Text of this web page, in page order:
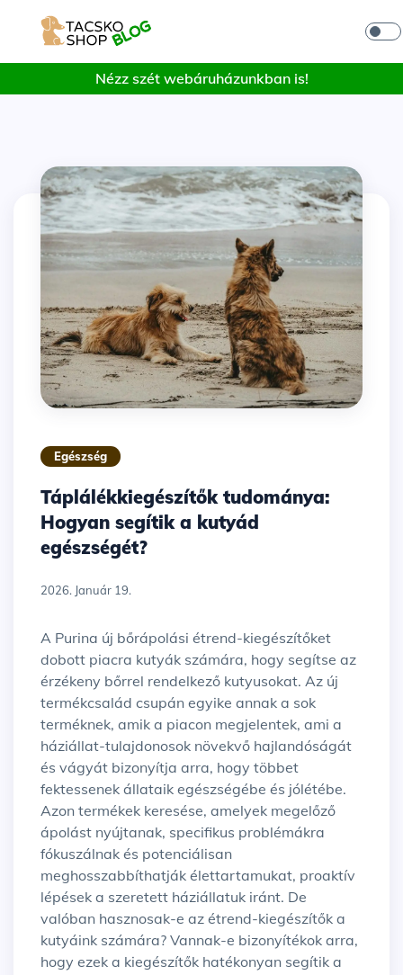
Nézz szét webáruházunkban is!
Egészség
Táplálékkiegészítők tudománya:
Hogyan segítik a kutyád
egészségét?
2026. Január 19.
A Purina új bőrápolási étrend-kiegészítőket
dobott piacra kutyák számára, hogy segítse az
érzékeny bőrrel rendelkező kutyusokat. Az új
termékcsalád csupán egyike annak a sok
terméknek, amik a piacon megjelentek, ami a
háziállat-tulajdonosok növekvő hajlandóságát
és vágyát bizonyítja arra, hogy többet
fektessenek állataik egészségébe és jólétébe.
Azon termékek keresése, amelyek megelőző
ápolást nyújtanak, specifikus problémákra
fókuszálnak és potenciálisan
meghosszabbíthatják élettartamukat, proaktív
lépések a szeretett háziállatuk iránt. De
valóban hasznosak-e az étrend-kiegészítők a
kutyáink számára? Vannak-e bizonyítékok arra,
hogy ezek a kiegészítők hatékonyan segítik a